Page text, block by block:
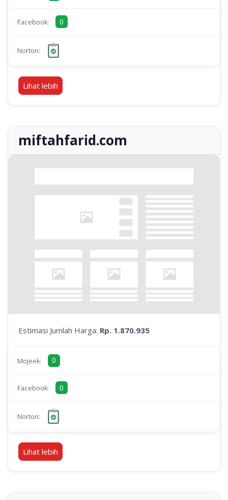
Facebook: 0
Norton:
Lihat lebih
miftahfarid.com
Estimasi Jumlah Harga: Rp. 1.870.935
Mojeek: 0
Facebook: 0
Norton:
Lihat lebih